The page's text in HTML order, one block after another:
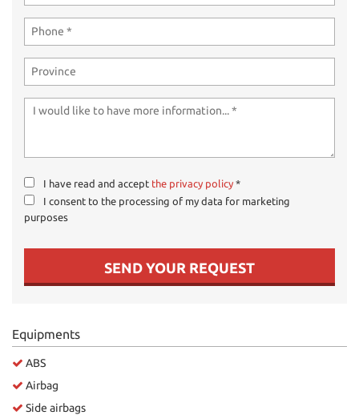
I have read and accept the privacy policy *
I consent to the processing of my data for marketing
purposes
SEND YOUR REQUEST
Equipments
ABS
Airbag
Side airbags
cookie
policy
settings